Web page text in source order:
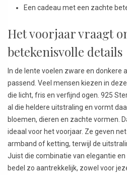
Een cadeau met een zachte
Het voorjaar vraagt
betekenisvolle details
In de lente voelen zware en donkere
passend. Veel mensen kiezen in
die licht, fris en verfijnd ogen. 925
al die heldere uitstraling en vormt
bloemen, dieren en zachte vormen.
ideaal voor het voorjaar. Ze geven
armband of ketting, terwijl de
Juist die combinatie van elegantie
bedel zo aantrekkelijk, zowel voor